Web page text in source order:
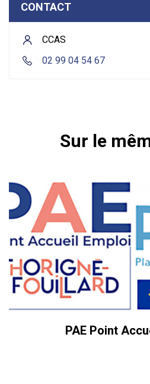
CONTACT
CCAS
02 99 04 54 67
Sur le
PAE Point